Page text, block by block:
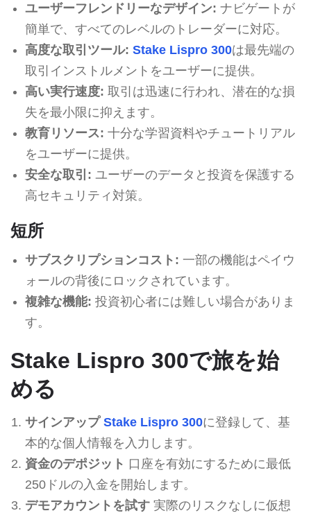
ユーザーフレンドリーなデザイン: ナビゲートが
簡単で、すべてのレベルのトレーダーに対応。
高度な取引ツール: Stake Lispro 300は最先端の
取引インストルメントをユーザーに提供。
高い実行速度: 取引は迅速に行われ、潜在的な損
失を最小限に抑えます。
教育リソース: 十分な学習資料やチュートリアル
をユーザーに提供。
安全な取引: ユーザーのデータと投資を保護する
高セキュリティ対策。
短所
サブスクリプションコスト: 一部の機能はペイウ
ォールの背後にロックされています。
複雑な機能: 投資初心者には難しい場合がありま
す。
Stake Lispro 300で旅を始
める
サインアップ Stake Lispro 300に登録して、基
本的な個人情報を入力します。
資金のデポジット 口座を有効にするために最低
250ドルの入金を開始します。
デモアカウントを試す実際のリスクなしに仮想